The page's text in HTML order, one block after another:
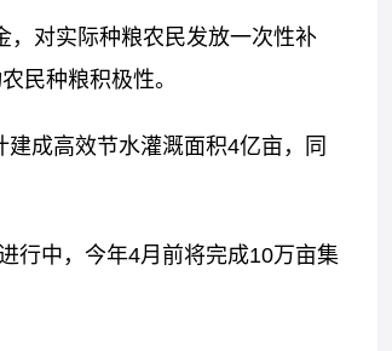
，对实际种粮农民发放一次性补
民种粮积极性。
成高效节水灌溉面积4亿亩，同
行中，今年4月前将完成10万亩集